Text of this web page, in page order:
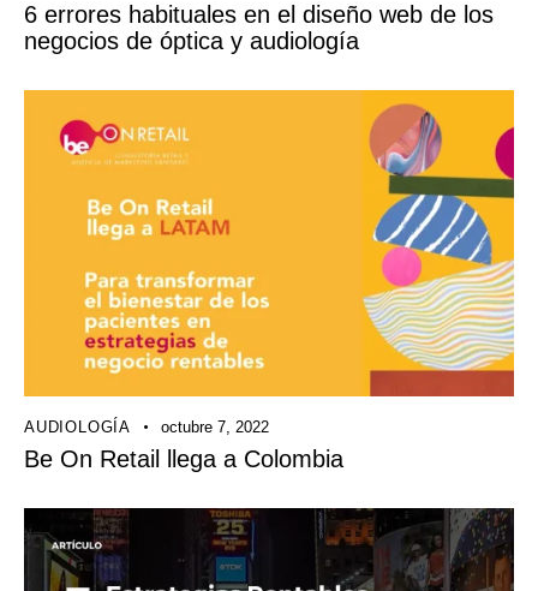
6 errores habituales en el diseño web de los
negocios de óptica y audiología
AUDIOLOGÍA octubre 7, 2022
Be On Retail llega a Colombia